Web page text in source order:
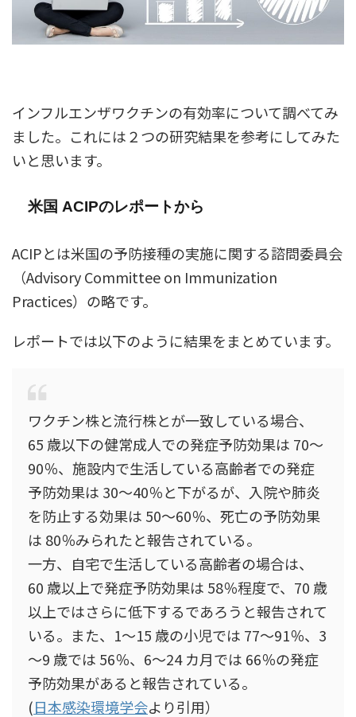
インフルエンザワクチンの有効率について調べてみ
ました。これには２つの研究結果を参考にしてみた
いと思います。
米国 ACIPのレポートから
ACIPとは米国の予防接種の実施に関する諮問委員会
（Advisory Committee on Immunization
Practices）の略です。
レポートでは以下のように結果をまとめています。
ワクチン株と流行株とが一致している場合、
65 歳以下の健常成人での発症予防効果は 70～
90％、施設内で生活している高齢者での発症
予防効果は 30～40％と下がるが、入院や肺炎
を防止する効果は 50～60％、死亡の予防効果
は 80％みられたと報告されている。
一方、自宅で生活している高齢者の場合は、
60 歳以上で発症予防効果は 58％程度で、70 歳
以上ではさらに低下するであろうと報告されて
いる。また、1～15 歳の小児では 77～91％、3
～9 歳では 56％、6～24 カ月では 66％の発症
予防効果があると報告されている。
(日本感染環境学会より引用）